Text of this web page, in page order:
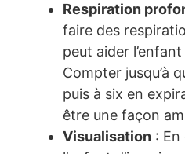
Respiration
faire des
peut aider
Compter jusqu’à
puis à six en
être une façon
Visualisation :